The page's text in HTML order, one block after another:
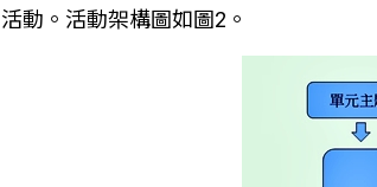
活動。活動架構圖如圖2。